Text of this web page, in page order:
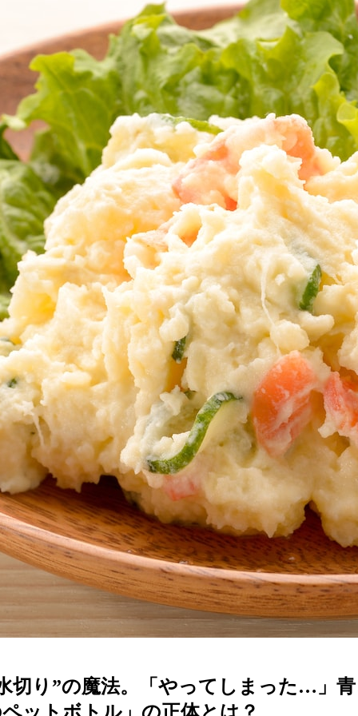
切り”の魔法。「やってしまった…」
ットボトル」の正体とは？